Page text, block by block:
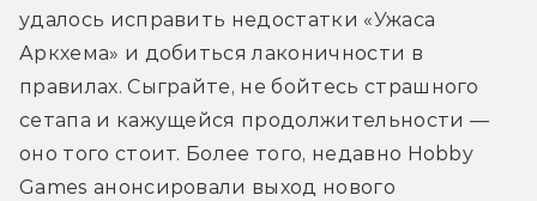
удалось исправить недостатки «Ужаса
Аркхема» и добиться лаконичности в
правилах. Сыграйте, не бойтесь страшного
сетапа и кажущейся продолжительности —
оно того стоит. Более того, недавно Hobby
Games анонсировали выход нового